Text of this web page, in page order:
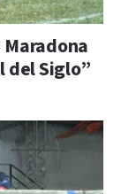
del Siglo”